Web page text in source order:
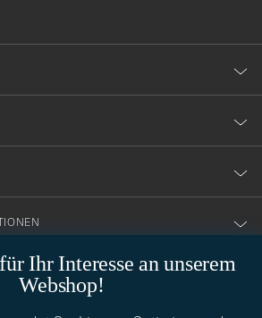
Ihr Interesse an unserem
Webshop!